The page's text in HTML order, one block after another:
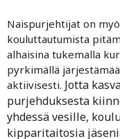
Naispurjehtijat on
kouluttautumista
alhaisina tukemalla
pyrkimällä
aktiivisesti. Jotta
purjehduksesta
yhdessä vesille,
kipparitaitosia